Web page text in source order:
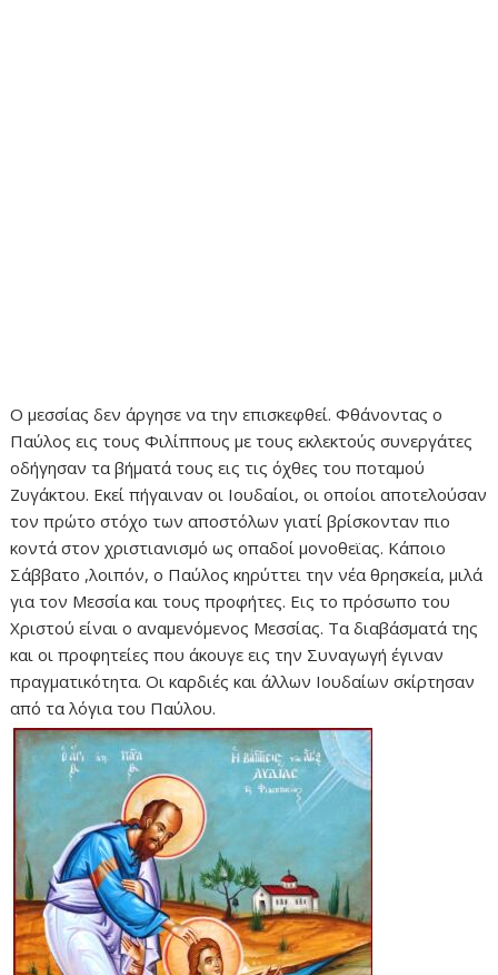
Ο μεσσίας δεν άργησε να την επισκεφθεί. Φθάνοντας ο
Παύλος εις τους Φιλίππους με τους εκλεκτούς συνεργάτες
οδήγησαν τα βήματά τους εις τις όχθες του ποταμού
Ζυγάκτου. Εκεί πήγαιναν οι Ιουδαίοι, οι οποίοι αποτελούσαν
τον πρώτο στόχο των αποστόλων γιατί βρίσκονταν πιο
κοντά στον χριστιανισμό ως οπαδοί μονοθεϊας. Κάποιο
Σάββατο ,λοιπόν, ο Παύλος κηρύττει την νέα θρησκεία, μιλά
για τον Μεσσία και τους προφήτες. Εις το πρόσωπο του
Χριστού είναι ο αναμενόμενος Μεσσίας. Τα διαβάσματά της
και οι προφητείες που άκουγε εις την Συναγωγή έγιναν
πραγματικότητα. Οι καρδιές και άλλων Ιουδαίων σκίρτησαν
από τα λόγια του Παύλου.